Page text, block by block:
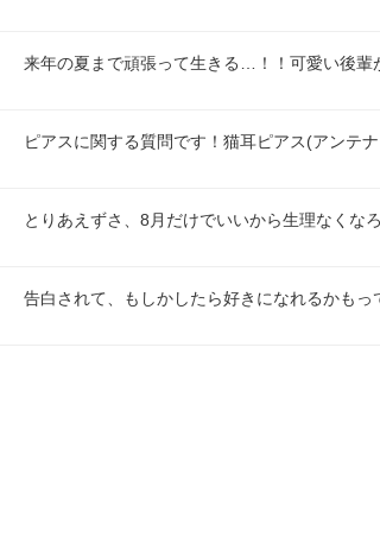
来年の夏まで頑張って生きる…！！可愛い後輩
ピアスに関する質問です！猫耳ピアス(アンテ
とりあえずさ、8月だけでいいから生理なくな
告白されて、もしかしたら好きになれるかも